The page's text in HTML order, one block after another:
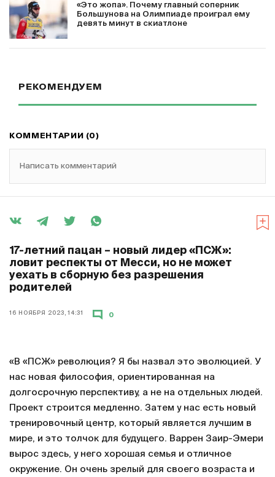
«Это жопа». Почему главный соперник
Большунова на Олимпиаде проиграл ему
девять минут в скиатлоне
РЕКОМЕНДУЕМ
КОММЕНТАРИИ (0)
Написать комментарий
17-летний пацан – новый лидер «ПСЖ»:
ловит респекты от Месси, но не может
уехать в сборную без разрешения
родителей
16 НОЯБРЯ 2023, 14:31 0
«В «ПСЖ» революция? Я бы назвал это эволюцией. У
нас новая философия, ориентированная на
долгосрочную перспективу, а не на отдельных людей.
Проект строится медленно. Затем у нас есть новый
тренировочный центр, который является лучшим в
мире, и это толчок для будущего. Варрен Заир-Эмери
вырос здесь, у него хорошая семья и отличное
окружение. Он очень зрелый для своего возраста и